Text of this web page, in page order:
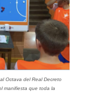
Octava del Real Decreto
manifiesta que toda la